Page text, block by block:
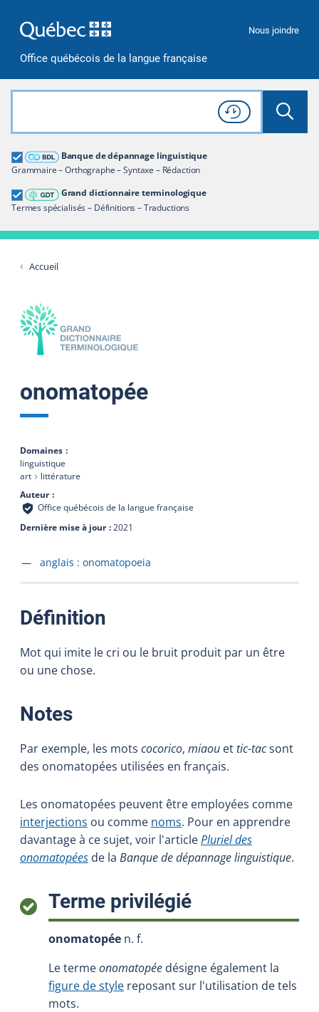
Office québécois de la langue française
Nous joindre
Rechercher dans tout le site
Lancer
Consulter l'
Historique
de recherche
Banque de dépannage linguistique
Grammaire – Orthographe – Syntaxe – Rédaction
Grand dictionnaire terminologique
Termes spécialisés – Définitions – Traductions
Grand dictionnaire terminologique
Restreindre aux termes
Accueil
onomatopée
Domaines
linguistique
art
littérature
Auteur
Office québécois de la langue française
Dernière mise à jour 2021
Accéder à la fiche en
anglais : onomatopoeia
Définition
Mot qui imite le cri ou le bruit produit par un être
ou une chose.
Notes:
Par exemple, les mots cocorico, miaou ettic-tacsont
des onomatopées utilisées en français.
Les onomatopées peuvent être employées comme
interjections ou comme noms. Pour en apprendre
davantage à ce sujet, voir l'articlePluriel des
onomatopées de la Banque de dépannage linguistique.
Terme privilégié:
onomatopée n. f.
Le termeonomatopée désigne également la
figure de style reposant sur l'utilisation de tels
mots.